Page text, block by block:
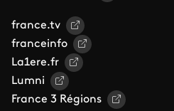
france.tv
franceinfo
La1ere.fr
Lumni
France 3 Régions